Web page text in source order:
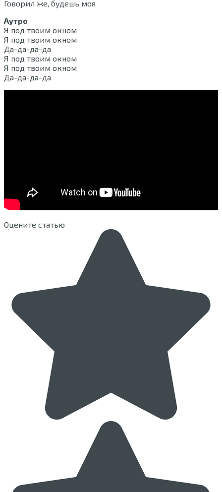
Говорил же, будешь моя
Аутро
Я под твоим окном
Я под твоим окном
Да-да-да-да
Я под твоим окном
Я под твоим окном
Да-да-да-да
Оцените статью